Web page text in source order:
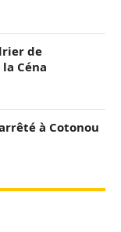
de
Céna
à Cotonou